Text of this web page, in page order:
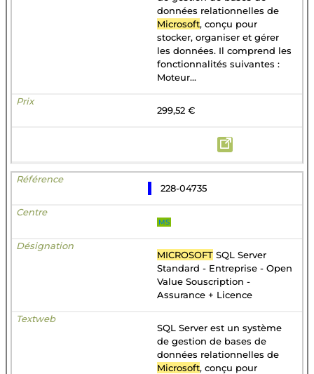
données relationnelles de
Microsoft, conçu pour
stocker, organiser et gérer
les données. Il comprend les
fonctionnalités suivantes :
Moteur...
299,52 €
228-04735
MS
MICROSOFT SQL Server
Standard - Entreprise - Open
Value Souscription -
Assurance + Licence
SQL Server est un système
de gestion de bases de
données relationnelles de
Microsoft, conçu pour